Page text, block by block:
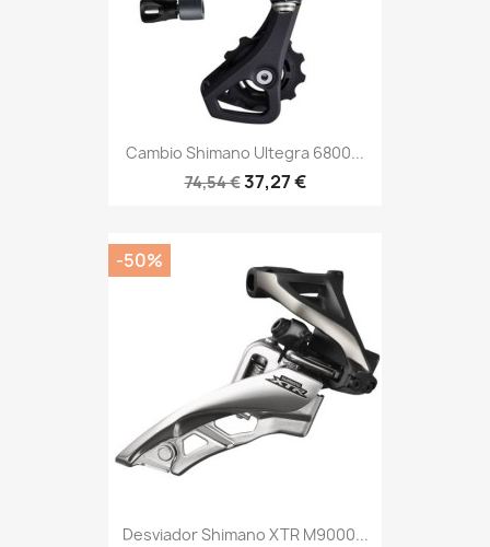
Cambio Shimano Ultegra 6800...
74,54 €37,27 €
Desviador Shimano XTR M9000...
-50%